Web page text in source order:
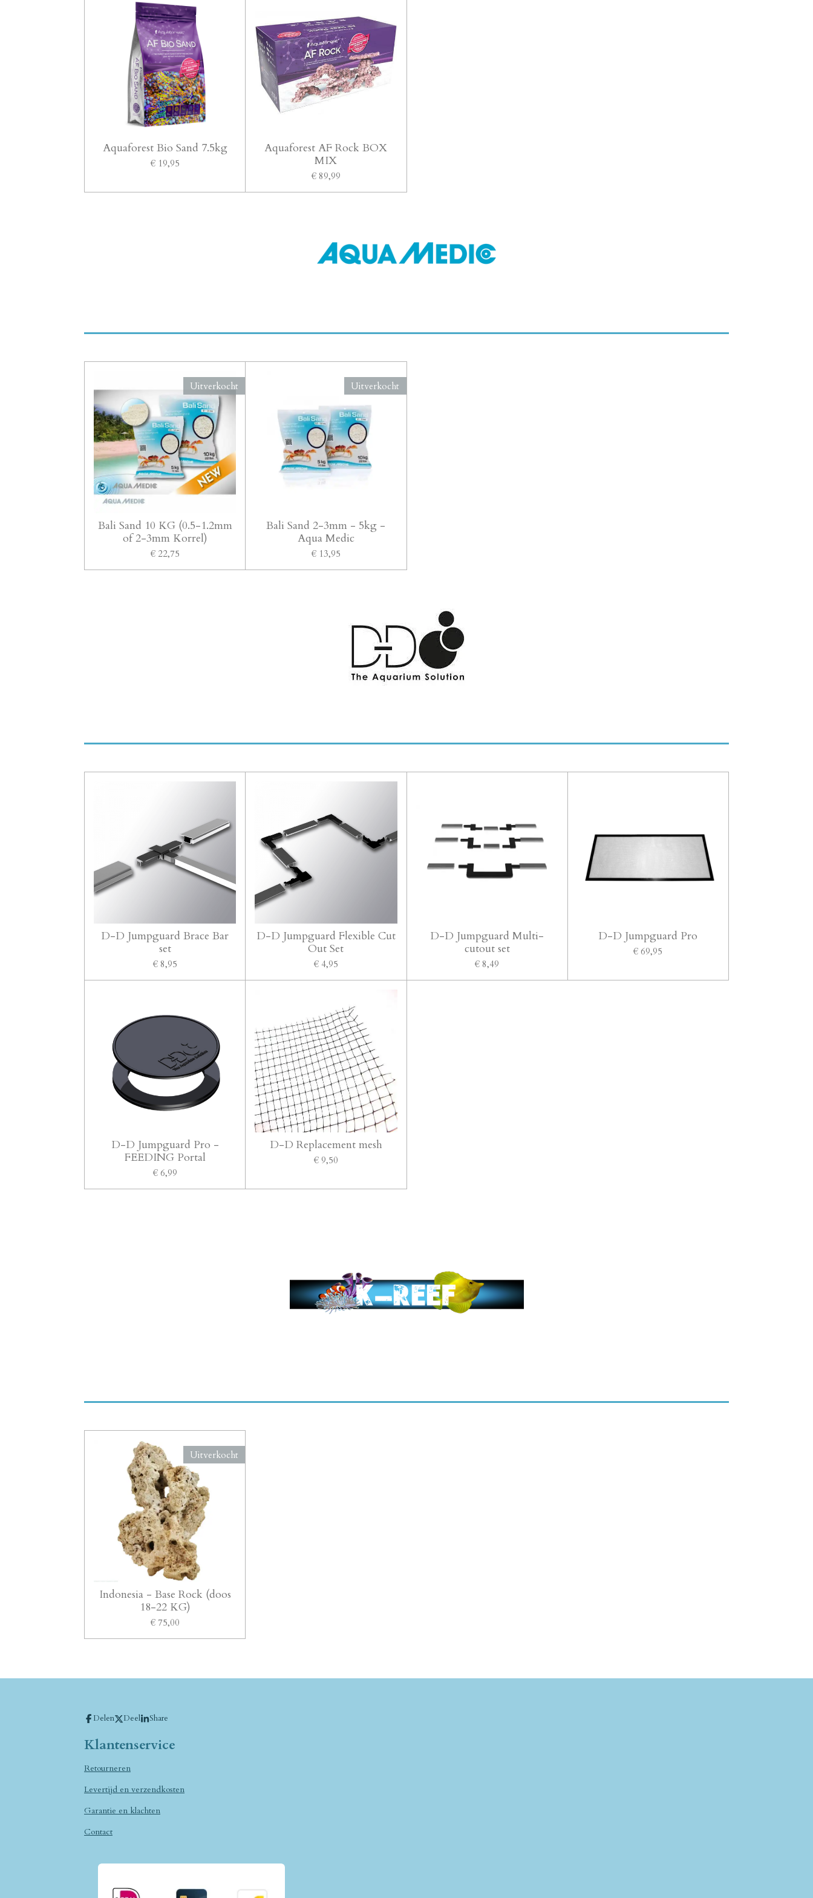
Aquaforest Bio Sand 7.5kg
€ 19,95
Aquaforest AF Rock BOX
MIX
€ 89,99
Uitverkocht
Bali Sand 10 KG (0.5-1.2mm
of 2-3mm Korrel)
€ 22,75
Uitverkocht
Bali Sand 2-3mm - 5kg -
Aqua Medic
€ 13,95
D-D Jumpguard Brace Bar
set
€ 8,95
D-D Jumpguard Flexible Cut
Out Set
€ 4,95
D-D Jumpguard Multi-
cutout set
€ 8,49
D-D Jumpguard Pro
€ 69,95
D-D Jumpguard Pro -
FEEDING Portal
€ 6,99
D-D Replacement mesh
€ 9,50
Uitverkocht
Indonesia - Base Rock (doos
18-22 KG)
€ 75,00
Delen Deel Share
Klantenservice
Retourneren
Levertijd en verzendkosten
Garantie en klachten
Contact